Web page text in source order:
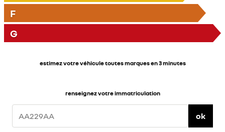
F
G
estimez votre véhicule toutes marques en 3 minutes
renseignez votre immatriculation
ok